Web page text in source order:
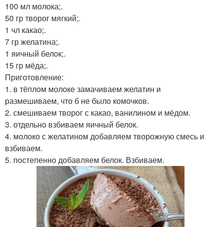
100 мл молока;.
50 гр творог мягкий;.
1 чл какао;.
7 гр желатина;.
1 яичный белок;.
15 гр мёда;.
Приготовление:
1. в тёплом молоке замачиваем желатин и
размешиваем, что б не было комочков.
2. смешиваем творог с какао, ванилином и мёдом.
3. отдельно взбиваем яичный белок.
4. молоко с желатином добавляем творожную смесь и
взбиваем.
5. постепенно добавляем белок. Взбиваем.